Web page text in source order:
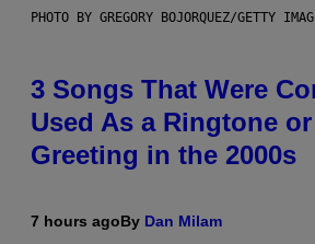
PHOTO BY GREGORY BOJORQUEZ/GETTY
3 Songs That Were
Used As a Ringtone
Greeting in the 2000s
7 hours agoBy Dan Milam